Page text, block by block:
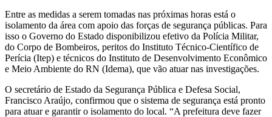
Entre as medidas a serem tomadas nas próximas horas está o
isolamento da área com apoio das forças de segurança públicas. Para
isso o Governo do Estado disponibilizou efetivo da Polícia Militar,
do Corpo de Bombeiros, peritos do Instituto Técnico-Científico de
Perícia (Itep) e técnicos do Instituto de Desenvolvimento Econômico
e Meio Ambiente do RN (Idema), que vão atuar nas investigações.
O secretário de Estado da Segurança Pública e Defesa Social,
Francisco Araújo, confirmou que o sistema de segurança está pronto
para atuar e garantir o isolamento do local. “A prefeitura deve fazer